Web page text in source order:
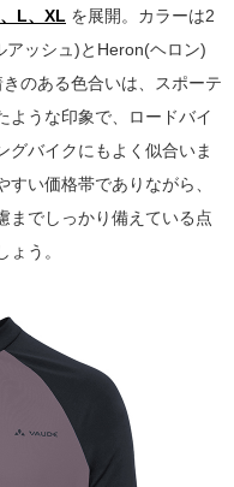
L、XL を展開。カラーは2
アッシュ)とHeron(ヘロン)
のある色合いは、スポーテ
ような印象で、ロードバイ
グバイクにもよく似合いま
い価格帯でありながら、
までしっかり備えている点
う。